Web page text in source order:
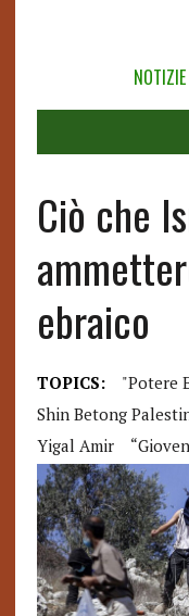
Ciò che
ebraico
TOPICS: "potere
Shin Betong
Yigal Amir